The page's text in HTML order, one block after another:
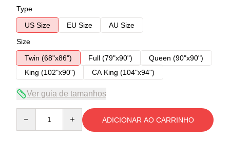
Type
US Size
EU Size
AU Size
Size
Twin (68"x86")
Full (79"x90")
Queen (90"x90")
King (102"x90")
CA King (104"x94")
Ver guia de tamanhos
ADICIONAR AO CARRINHO